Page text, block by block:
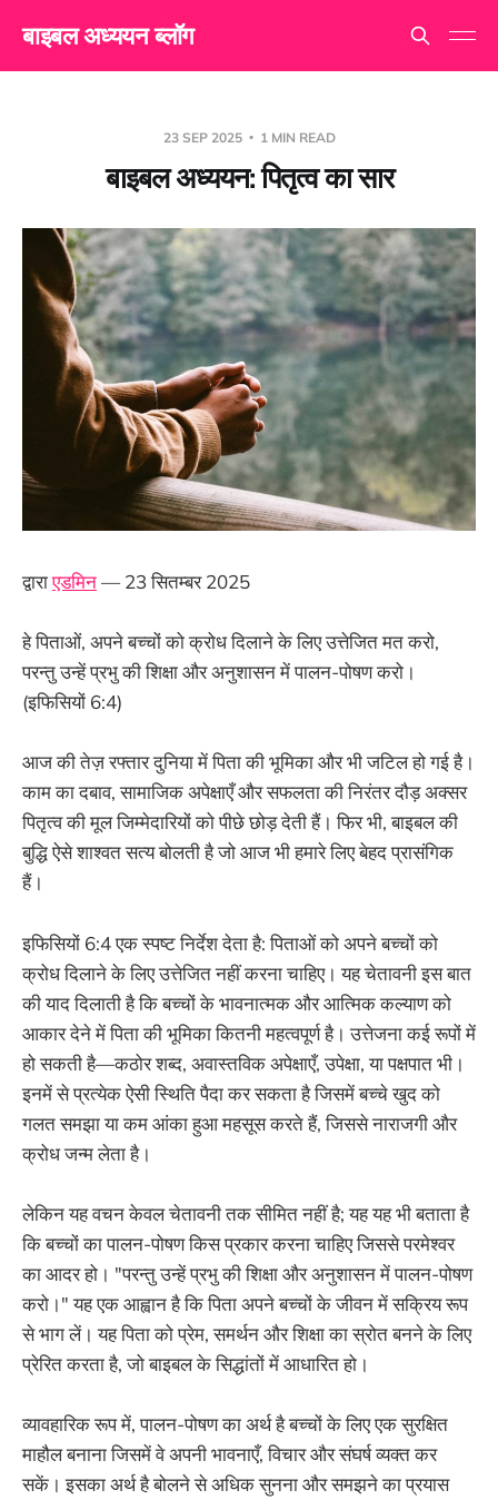
बाइबल अध्ययन ब्लॉग
23 SEP 2025 1 MIN READ
बाइबल अध्ययन: पितृत्व का सार
द्वाराएडमिन— 23 सितम्बर 2025
हे पिताओं, अपने बच्चों को क्रोध दिलाने के लिए उत्तेजित मत करो,
परन्तु उन्हें प्रभु की शिक्षा और अनुशासन में पालन-पोषण करो।
(इफिसियों 6:4)
आज की तेज़ रफ्तार दुनिया में पिता की भूमिका और भी जटिल हो गई है।
काम का दबाव, सामाजिक अपेक्षाएँ और सफलता की निरंतर दौड़ अक्सर
पितृत्व की मूल जिम्मेदारियों को पीछे छोड़ देती हैं। फिर भी, बाइबल की
बुद्धि ऐसे शाश्वत सत्य बोलती है जो आज भी हमारे लिए बेहद प्रासंगिक
हैं।
इफिसियों 6:4 एक स्पष्ट निर्देश देता है: पिताओं को अपने बच्चों को
क्रोध दिलाने के लिए उत्तेजित नहीं करना चाहिए। यह चेतावनी इस बात
की याद दिलाती है कि बच्चों के भावनात्मक और आत्मिक कल्याण को
आकार देने में पिता की भूमिका कितनी महत्वपूर्ण है। उत्तेजना कई रूपों में
हो सकती है—कठोर शब्द, अवास्तविक अपेक्षाएँ, उपेक्षा, या पक्षपात भी।
इनमें से प्रत्येक ऐसी स्थिति पैदा कर सकता है जिसमें बच्चे खुद को
गलत समझा या कम आंका हुआ महसूस करते हैं, जिससे नाराजगी और
क्रोध जन्म लेता है।
लेकिन यह वचन केवल चेतावनी तक सीमित नहीं है; यह यह भी बताता है
कि बच्चों का पालन-पोषण किस प्रकार करना चाहिए जिससे परमेश्वर
का आदर हो। "परन्तु उन्हें प्रभु की शिक्षा और अनुशासन में पालन-पोषण
करो।" यह एक आह्वान है कि पिता अपने बच्चों के जीवन में सक्रिय रूप
से भाग लें। यह पिता को प्रेम, समर्थन और शिक्षा का स्रोत बनने के लिए
प्रेरित करता है, जो बाइबल के सिद्धांतों में आधारित हो।
व्यावहारिक रूप में, पालन-पोषण का अर्थ है बच्चों के लिए एक सुरक्षित
माहौल बनाना जिसमें वे अपनी भावनाएँ, विचार और संघर्ष व्यक्त कर
सकें। इसका अर्थ है बोलने से अधिक सुनना और समझने का प्रयास